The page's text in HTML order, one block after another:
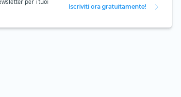
Iscriviti ora gratuitamente!